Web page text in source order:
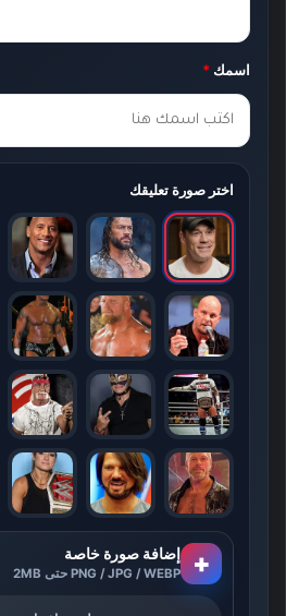
ك
*
اسمك *
اختر صورة تعليقك
+ إضافة صورة خاصة
PNG / JPG / WEBP حتى 2MB